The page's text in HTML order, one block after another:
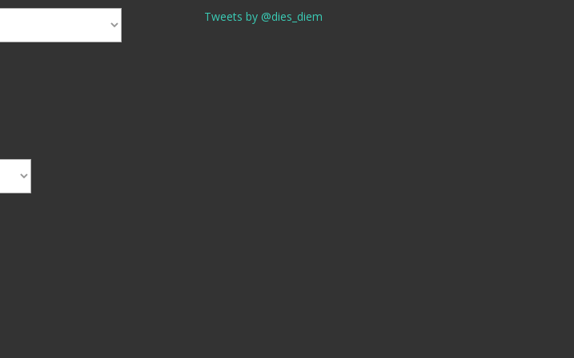
Tweets by @dies_diem